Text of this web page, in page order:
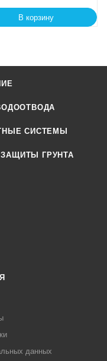
В корзину
СИСТЕМЫ
ГРУНТА
данных